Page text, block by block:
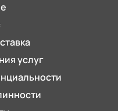
услуг